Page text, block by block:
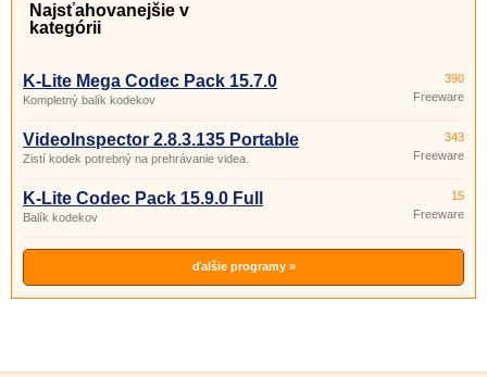
Najsťahovanejšie v
kategórii
K-Lite Mega Codec Pack 15.7.0
Kompletný balík kodekov
390
Freeware
VideoInspector 2.8.3.135 Portable
Zistí kodek potrebný na prehrávanie videa.
343
Freeware
K-Lite Codec Pack 15.9.0 Full
Balík kodekov
15
Freeware
ďalšie programy »